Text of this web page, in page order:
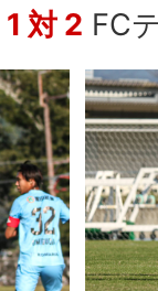
1 対 2 FC